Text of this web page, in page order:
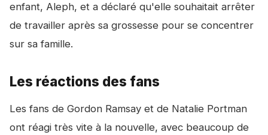
enfant, Aleph, et a déclaré qu'elle souhaitait arrêter
de travailler après sa grossesse pour se concentrer
sur sa famille.
Les réactions des fans
Les fans de Gordon Ramsay et de Natalie Portman
ont réagi très vite à la nouvelle, avec beaucoup de